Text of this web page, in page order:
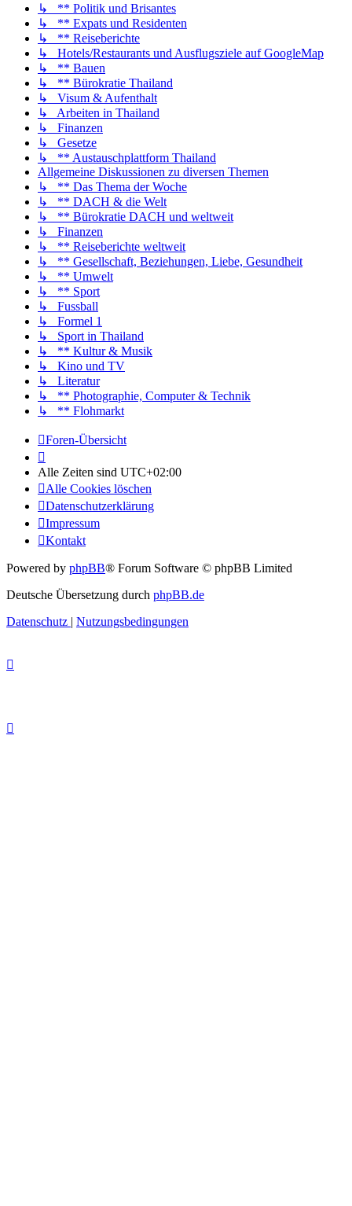
↳ ** Politik und Brisantes
↳ ** Expats und Residenten
↳ ** Reiseberichte
↳ Hotels/Restaurants und Ausflugsziele auf GoogleMap
↳ ** Bauen
↳ ** Bürokratie Thailand
↳ Visum & Aufenthalt
↳ Arbeiten in Thailand
↳ Finanzen
↳ Gesetze
↳ ** Austauschplattform Thailand
Allgemeine Diskussionen zu diversen Themen
↳ ** Das Thema der Woche
↳ ** DACH & die Welt
↳ ** Bürokratie DACH und weltweit
↳ Finanzen
↳ ** Reiseberichte weltweit
↳ ** Gesellschaft, Beziehungen, Liebe, Gesundheit
↳ ** Umwelt
↳ ** Sport
↳ Fussball
↳ Formel 1
↳ Sport in Thailand
↳ ** Kultur & Musik
↳ Kino und TV
↳ Literatur
↳ ** Photographie, Computer & Technik
↳ ** Flohmarkt
Foren-Übersicht
Alle Zeiten sind UTC+02:00
Alle Cookies löschen
Datenschutzerklärung
Impressum
Kontakt
Powered by phpBB® Forum Software © phpBB Limited
Deutsche Übersetzung durch phpBB.de
Datenschutz | Nutzungsbedingungen